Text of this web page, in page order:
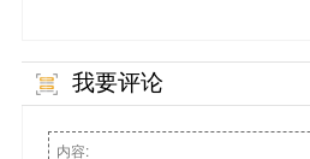
我要评论